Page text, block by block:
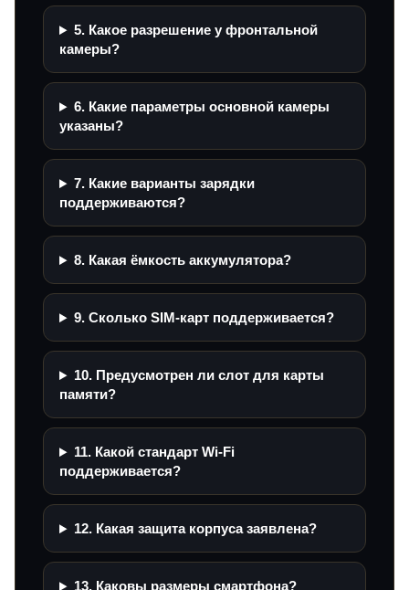
5. Какое разрешение у фронтальной
камеры?
6. Какие параметры основной камеры
указаны?
7. Какие варианты зарядки
поддерживаются?
8. Какая ёмкость аккумулятора?
9. Сколько SIM-карт поддерживается?
10. Предусмотрен ли слот для карты
памяти?
11. Какой стандарт Wi‑Fi
поддерживается?
12. Какая защита корпуса заявлена?
13. Каковы размеры смартфона?